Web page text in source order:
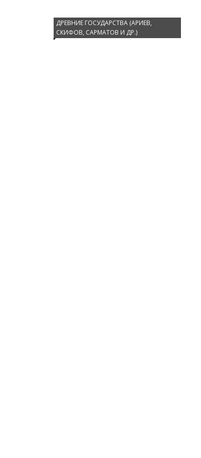
ДРЕВНИЕ ГОСУДАРСТВА (АРИЕВ,
СКИФОВ, САРМАТОВ И ДР.)